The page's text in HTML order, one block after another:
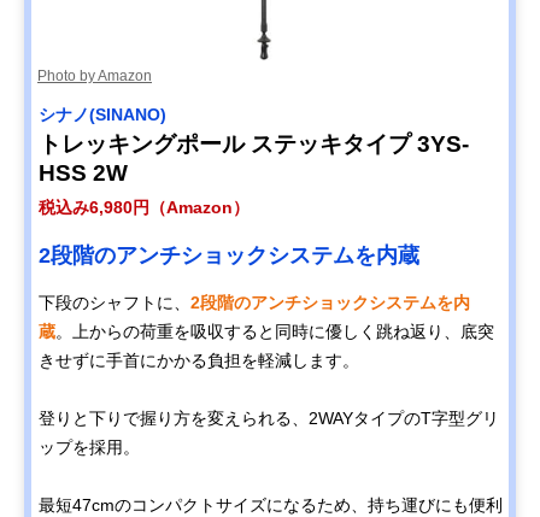
Photo by Amazon
シナノ(SINANO)
トレッキングポール ステッキタイプ 3YS-
HSS 2W
税込み6,980円（Amazon）
2段階のアンチショックシステムを内蔵
下段のシャフトに、 2段階のアンチショックシステムを内
蔵。上からの荷重を吸収すると同時に優しく跳ね返り、底突
きせずに手首にかかる負担を軽減します。
登りと下りで握り方を変えられる、2WAYタイプのT字型グリ
ップを採用。
最短47cmのコンパクトサイズになるため、持ち運びにも便利